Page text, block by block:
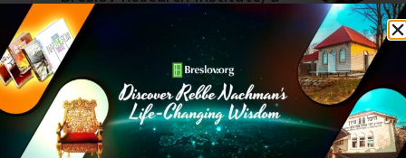
spiritual coach, and author of
Where Earth and Heaven Kiss: A
Practical Guide to Rebbe
Nachman's Path of Meditation.